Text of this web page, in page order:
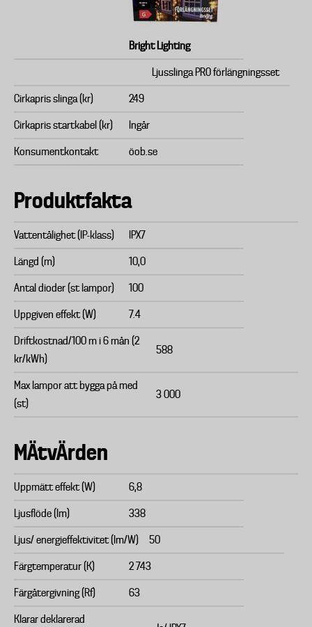
Bright Lighting
Ljusslinga PRO förlängningsset
Cirkapris slinga (kr) 249
Cirkapris startkabel (kr) Ingår
Konsumentkontakt öob.se
Produktfakta
Vattentålighet (IP-klass) IPX7
Längd (m) 10,0
Antal dioder (st lampor) 100
Uppgiven effekt (W) 7.4
Driftkostnad/100 m i 6 mån (2
kr/kWh)
588
Max lampor att bygga på med
(st)
3 000
MÄtvÄrden
Uppmätt effekt (W) 6,8
Ljusflöde (lm) 338
Ljus/ energieffektivitet (lm/W) 50
Färgtemperatur (K) 2 743
Färgåtergivning (Rf) 63
Klarar deklarerad